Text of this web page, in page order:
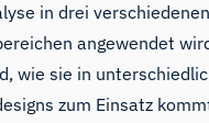
in drei verschiedenen
angewendet
wie sie in
zum Einsatz